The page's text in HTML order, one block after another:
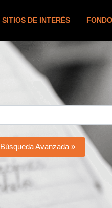
SITIOS DE INTERÉS
Búsqueda Avanzada »